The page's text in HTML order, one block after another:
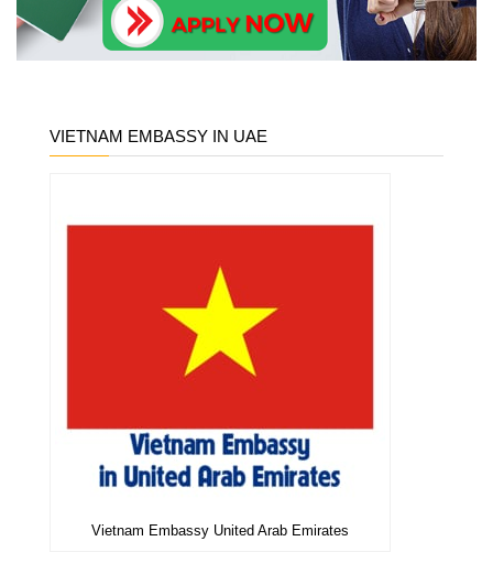
VIETNAM EMBASSY IN UAE
Vietnam Embassy United Arab Emirates